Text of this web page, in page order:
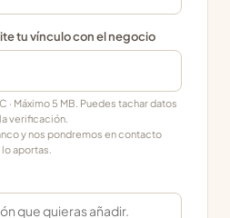
tu vínculo con el negocio
· Máximo 5 MB. Puedes tachar datos
verificación.
y nos pondremos en contacto
aportas.